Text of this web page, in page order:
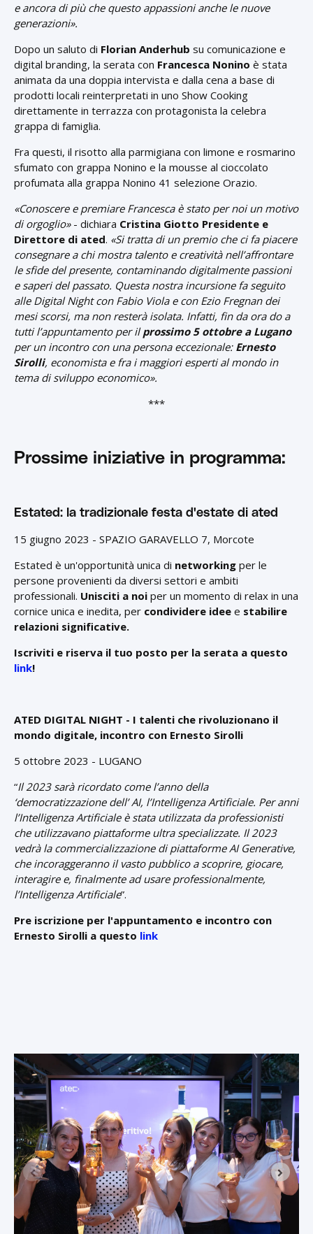
e ancora di più che questo appassioni anche le nuove
generazioni».
Dopo un saluto di Florian Anderhub su comunicazione e
digital branding, la serata con Francesca Nonino è stata
animata da una doppia intervista e dalla cena a base di
prodotti locali reinterpretati in uno Show Cooking
direttamente in terrazza con protagonista la celebra
grappa di famiglia.
Fra questi, il risotto alla parmigiana con limone e rosmarino
sfumato con grappa Nonino e la mousse al cioccolato
profumata alla grappa Nonino 41 selezione Orazio.
«Conoscere e premiare Francesca è stato per noi un motivo
di orgoglio» - dichiara Cristina Giotto Presidente e
Direttore di ated. «Si tratta di un premio che ci fa piacere
consegnare a chi mostra talento e creatività nell’affrontare
le sfide del presente, contaminando digitalmente passioni
e saperi del passato. Questa nostra incursione fa seguito
alle Digital Night con Fabio Viola e con Ezio Fregnan dei
mesi scorsi, ma non resterà isolata. Infatti, fin da ora do a
tutti l’appuntamento per ilprossimo 5 ottobre a Lugano
per un incontro con una persona eccezionale: Ernesto
Sirolli, economista e fra i maggiori esperti al mondo in
tema di sviluppo economico».
***
Prossime iniziative in programma:
Estated: la tradizionale festa d'estate di ated
15 giugno 2023 - SPAZIO GARAVELLO 7, Morcote
Estated è un'opportunità unica di networking per le
persone provenienti da diversi settori e ambiti
professionali. Unisciti a noi per un momento di relax in una
cornice unica e inedita, per condividere idee e stabilire
relazioni significative.
Iscriviti e riserva il tuo posto per la serata a questo
link!
ATED DIGITAL NIGHT - I talenti che rivoluzionano il
mondo digitale, incontro con Ernesto Sirolli
5 ottobre 2023 - LUGANO
“Il 2023 sarà ricordato come l’anno della
‘democratizzazione dell’ AI, l’Intelligenza Artificiale. Per anni
l’Intelligenza Artificiale è stata utilizzata da professionisti
che utilizzavano piattaforme ultra specializzate. Il 2023
vedrà la commercializzazione di piattaforme AI Generative,
che incoraggeranno il vasto pubblico a scoprire, giocare,
interagire e, finalmente ad usare professionalmente,
l’Intelligenza Artificiale”.
Pre iscrizione per l'appuntamento e incontro con
Ernesto Sirolli a questo link